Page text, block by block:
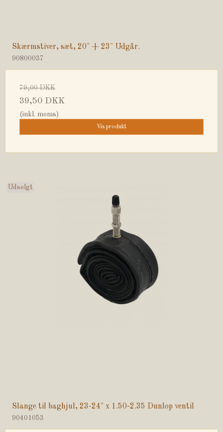
Skærmstiver, sæt, 20" + 23" Udgår.
90800037
79,00 DKK
39,50 DKK
(inkl. moms)
Vis produkt
Udsolgt
Slange til baghjul, 23-24" x 1.50-2.35 Dunlop ventil
90401053